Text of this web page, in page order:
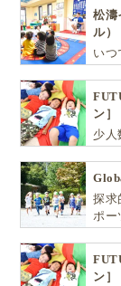
松濤
ル）
いつ
自
ン］
少人
探求
ポー
ン］